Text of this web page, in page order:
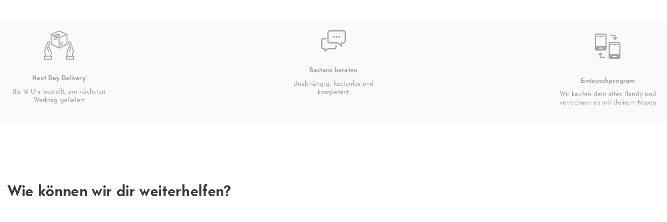
Next Day Delivery
Bis 16 Uhr bestellt, am nächsten
Werktag geliefert
Bestens beraten
Unabhängig, kostenlos und
kompetent
Eintauschprogram
Wir kaufen dein altes Handy und
verrechnen es mit deinem Neuen
Wie können wir dir weiterhelfen?